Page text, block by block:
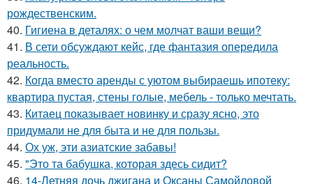
рождественским.
40. Гигиена в деталях: о чем молчат ваши вещи?
41. В сети обсуждают кейс, где фантазия опередила
реальность.
42. Когда вместо аренды с уютом выбираешь ипотеку:
квартира пустая, стены голые, мебель - только мечтать.
43. Китаец показывает новинку и сразу ясно, это
придумали не для быта и не для пользы.
44. Ох уж, эти азиатские забавы!
45. "Это та бабушка, которая здесь сидит?
46. 14-Летняя дочь джигана и Оксаны Самойловой